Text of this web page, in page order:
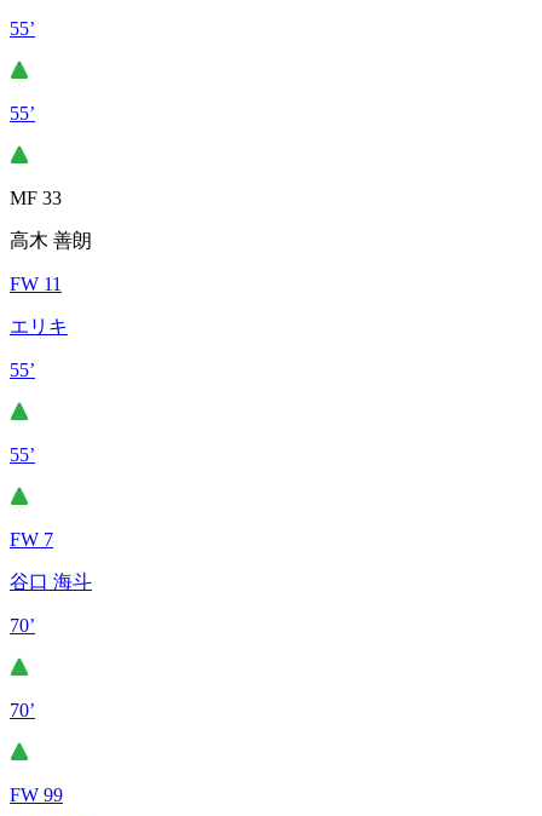
55’
55’
MF 33
高木 善朗
FW 11
エリキ
55’
55’
FW 7
谷口 海斗
70’
70’
FW 99